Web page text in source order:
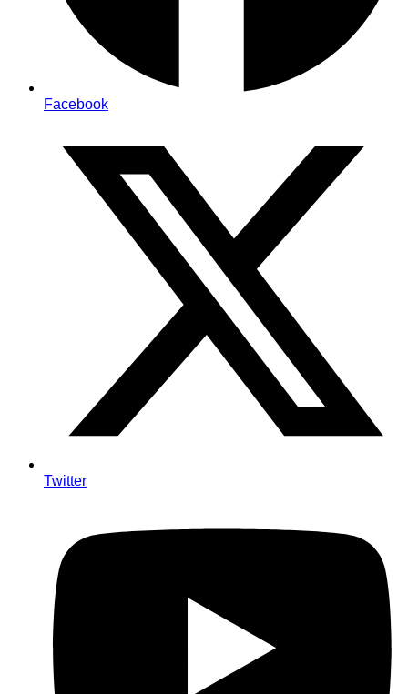
Facebook
Twitter